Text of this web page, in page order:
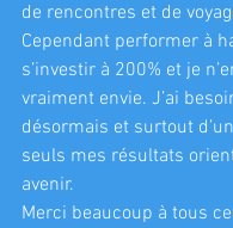
de rencontres et de
Cependant performer à
s’investir à 200% et je
vraiment envie. J’ai
désormais et surtout
seuls mes résultats
avenir.
Merci beaucoup à tous